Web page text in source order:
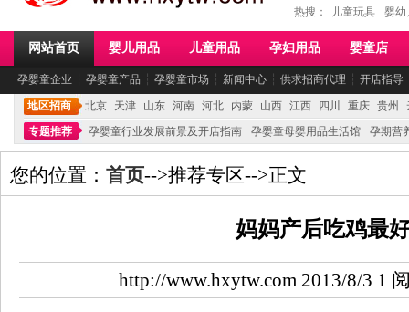
热搜： 儿童玩具 婴幼
网站首页 婴儿用品 儿童用品 孕妇用品 婴童店
孕婴童企业 ┆ 孕婴童产品 ┆ 孕婴童市场 ┆ 新闻中心 ┆ 供求招商代理 ┆ 开店指导
地区招商 北京 天津 山东 河南 河北 内蒙 山西 江西 四川 重庆 贵州
专题推荐
孕婴童行业发展前景及开店指南 孕婴童母婴用品生活馆 孕期营
您的位置： 首页-->推荐专区-->正文
妈妈产后吃鸡最
http://www.hxytw.com 2013/8/3 1